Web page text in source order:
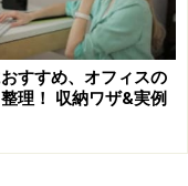
すすめ、オフィスの
理！ 収納ワザ&実例